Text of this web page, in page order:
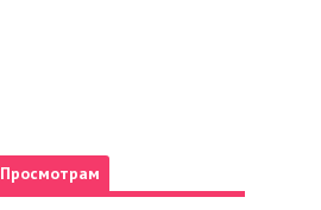
Просмотрам